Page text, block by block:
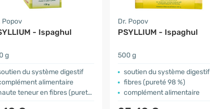
Popov
- Ispaghul
g
du système digestif
alimentaire
teneur en fibres (pureté de 98 %)
Dr. Popov
PSYLLIUM - Ispaghul
500 g
soutien du système digestif
fibres (pureté 98 %)
complément alimentaire